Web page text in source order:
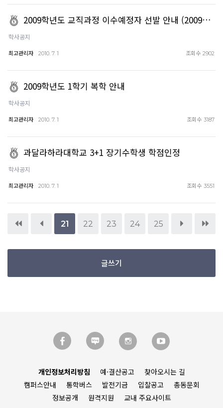
2009학년도 교직과정 이수예정자 선발 안내 (2009…
학사공지
최고관리자 2010. 7. 1 조회수 2902
2009학년도 1학기 복학 안내
학사공지
최고관리자 2010. 7. 1 조회수 3187
과달라하라대학교 3+1 장기수학생 학점인정
학사공지
최고관리자 2010. 7. 1 조회수 3551
21 22 23 24 25
글쓰기
개인정보처리방침 예·결산공고
찾아오시는 길
캠퍼스안내
통학버스 발전기금 입찰공고
총동문회
정보공개
원격지원 교내 주요사이트